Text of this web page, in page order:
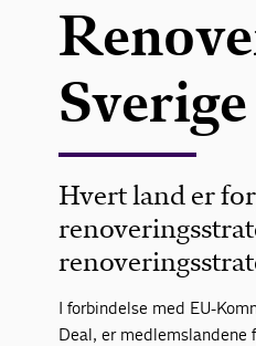
Sverige
Hvert land er
I forbindelse med EU-
Deal, er medlemslandene